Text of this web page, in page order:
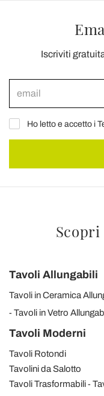
Iscriviti
Ho letto e accetto i
Tavoli Allungabili
Tavoli in Ceramica
Tavoli in Vetro
Tavoli Moderni
Tavoli Rotondi
Tavolini da Salotto
Tavoli Trasformabili